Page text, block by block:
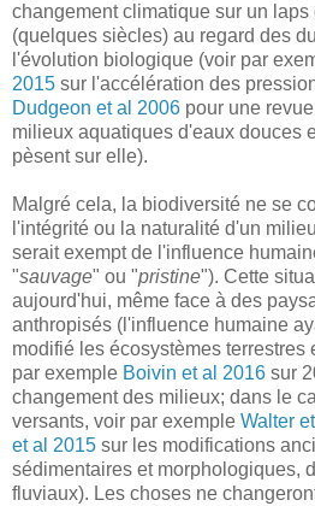
changement climatique sur un laps
(quelques siècles) au regard des
l'évolution biologique (voir par
2015 sur l'accélération des
Dudgeon et al 2006 pour une
milieux aquatiques d'eaux douces
pèsent sur elle).
Malgré cela, la biodiversité ne se
l'intégrité ou la naturalité d'un
serait exempt de l'influence
"sauvage" ou "pristine"). Cette
aujourd'hui, même face à des
anthropisés (l'influence humaine
modifié les écosystèmes terrestres
par exemple Boivin et al 2016 sur
changement des milieux; dans le
versants, voir par exemple Walter
et al 2015 sur les modifications
sédimentaires et morphologiques,
fluviaux). Les choses ne